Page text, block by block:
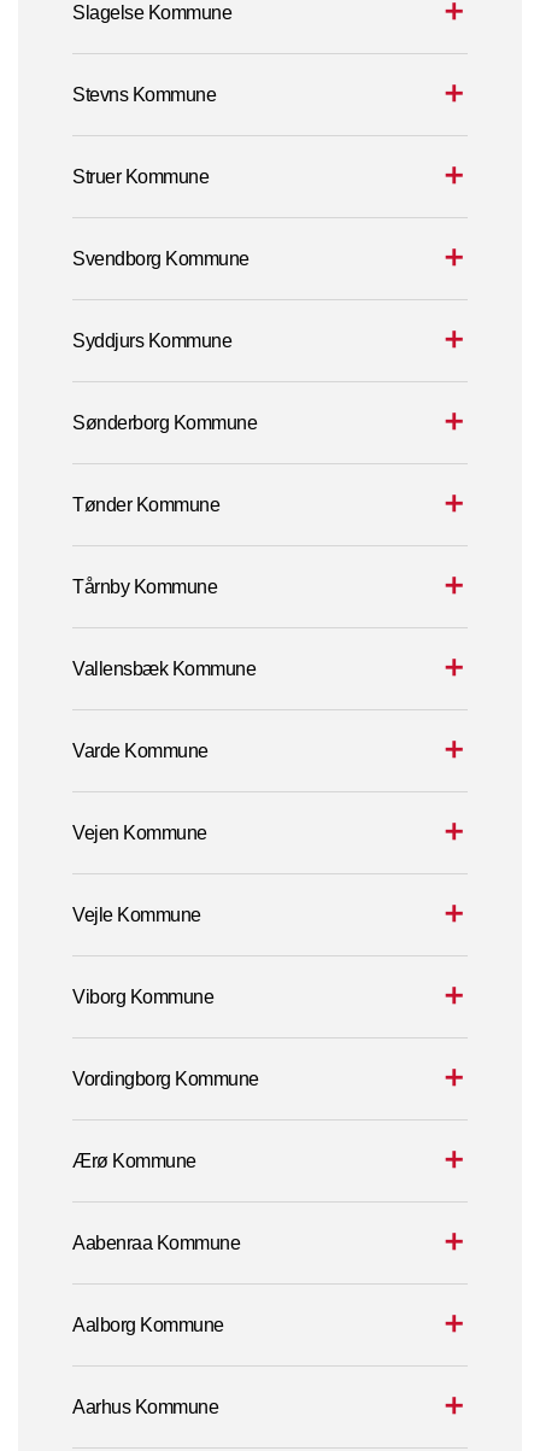
Slagelse Kommune
Stevns Kommune
Struer Kommune
Svendborg Kommune
Syddjurs Kommune
Sønderborg Kommune
Tønder Kommune
Tårnby Kommune
Vallensbæk Kommune
Varde Kommune
Vejen Kommune
Vejle Kommune
Viborg Kommune
Vordingborg Kommune
Ærø Kommune
Aabenraa Kommune
Aalborg Kommune
Aarhus Kommune